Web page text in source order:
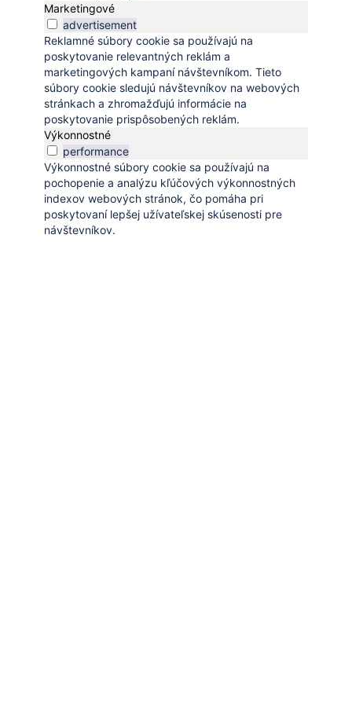
Marketingové
advertisement
Reklamné súbory cookie sa používajú na
poskytovanie relevantných reklám a
marketingových kampaní návštevníkom. Tieto
súbory cookie sledujú návštevníkov na webových
stránkach a zhromažďujú informácie na
poskytovanie prispôsobených reklám.
Výkonnostné
performance
Výkonnostné súbory cookie sa používajú na
pochopenie a analýzu kľúčových výkonnostných
indexov webových stránok, čo pomáha pri
poskytovaní lepšej užívateľskej skúsenosti pre
návštevníkov.